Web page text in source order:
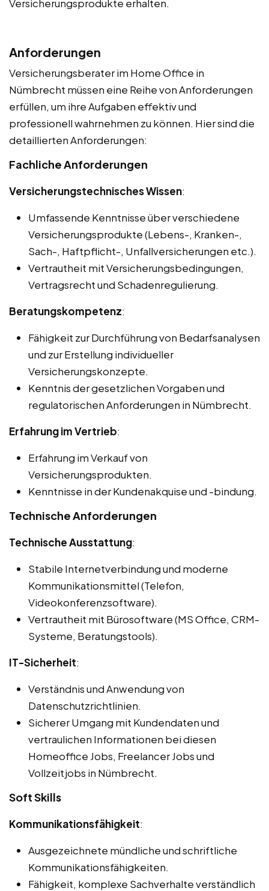
Versicherungsprodukte erhalten.
Anforderungen
Versicherungsberater im Home Office in
Nümbrecht müssen eine Reihe von Anforderungen
erfüllen, um ihre Aufgaben effektiv und
professionell wahrnehmen zu können. Hier sind die
detaillierten Anforderungen:
Fachliche Anforderungen
Versicherungstechnisches Wissen:
Umfassende Kenntnisse über verschiedene
Versicherungsprodukte (Lebens-, Kranken-,
Sach-, Haftpflicht-, Unfallversicherungen etc.).
Vertrautheit mit Versicherungsbedingungen,
Vertragsrecht und Schadenregulierung.
Beratungskompetenz:
Fähigkeit zur Durchführung von Bedarfsanalysen
und zur Erstellung individueller
Versicherungskonzepte.
Kenntnis der gesetzlichen Vorgaben und
regulatorischen Anforderungen in Nümbrecht.
Erfahrung im Vertrieb:
Erfahrung im Verkauf von
Versicherungsprodukten.
Kenntnisse in der Kundenakquise und -bindung.
Technische Anforderungen
Technische Ausstattung:
Stabile Internetverbindung und moderne
Kommunikationsmittel (Telefon,
Videokonferenzsoftware).
Vertrautheit mit Bürosoftware (MS Office, CRM-
Systeme, Beratungstools).
IT-Sicherheit:
Verständnis und Anwendung von
Datenschutzrichtlinien.
Sicherer Umgang mit Kundendaten und
vertraulichen Informationen bei diesen
Homeoffice Jobs, Freelancer Jobs und
Vollzeitjobs in Nümbrecht.
Soft Skills
Kommunikationsfähigkeit:
Ausgezeichnete mündliche und schriftliche
Kommunikationsfähigkeiten.
Fähigkeit, komplexe Sachverhalte verständlich